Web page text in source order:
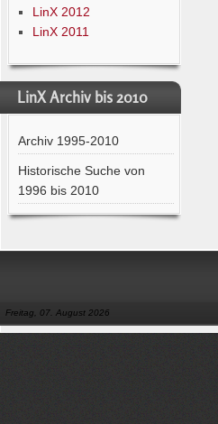
LinX 2012
LinX 2011
LinX Archiv bis 2010
Archiv 1995-2010
Historische Suche von
1996 bis 2010
Freitag, 07. August 2026